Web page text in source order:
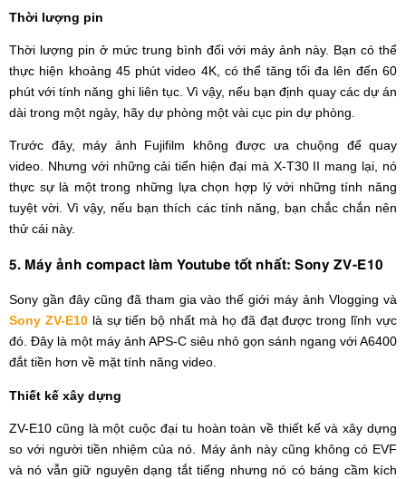
Thời lượng pin
Thời lượng pin ở mức trung bình đối với máy ảnh này. Bạn có thể
thực hiện khoảng 45 phút video 4K, có thể tăng tối đa lên đến 60
phút với ​​tính năng ghi liên tục. Vì vậy, nếu bạn định quay các dự án
dài trong một ngày, hãy dự phòng một vài cục pin dự phòng.
Trước đây, máy ảnh Fujifilm không được ưa chuộng để quay
video. Nhưng với những cải tiến hiện đại mà X-T30 II mang lại, nó
thực sự là một trong những lựa chọn hợp lý với những tính năng
tuyệt vời. Vì vậy, nếu bạn thích các tính năng, bạn chắc chắn nên
thử cái này.
5. Máy ảnh compact làm Youtube tốt nhất: Sony ZV-E10
Sony gần đây cũng đã tham gia vào thế giới máy ảnh Vlogging và
Sony ZV-E10là sự tiến bộ nhất mà họ đã đạt được trong lĩnh vực
đó. Đây là một máy ảnh APS-C siêu nhỏ gọn sánh ngang với A6400
đắt tiền hơn về mặt tính năng video.
Thiết kế xây dựng
ZV-E10 cũng là một cuộc đại tu hoàn toàn về thiết kế và xây dựng
so với người tiền nhiệm của nó. Máy ảnh này cũng không có EVF
và nó vẫn giữ nguyên dạng tắt tiếng nhưng nó có báng cầm kích